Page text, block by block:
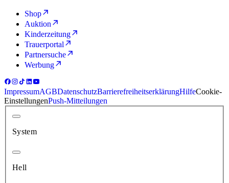
Shop
Auktion
Kinderzeitung
Trauerportal
Partnersuche
Werbung
ImpressumAGBDatenschutzBarrierefreiheitserklärungHilfeCookie-
EinstellungenPush-Mitteilungen
System
Hell